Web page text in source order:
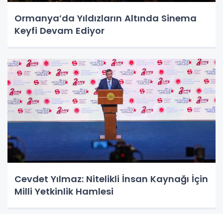
Ormanya’da Yıldızların Altında Sinema
Keyfi Devam Ediyor
Cevdet Yılmaz: Nitelikli İnsan Kaynağı İçin
Milli Yetkinlik Hamlesi